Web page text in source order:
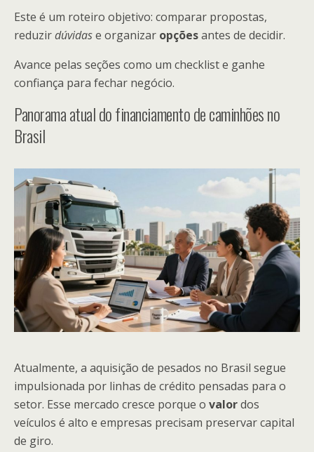
Este é um roteiro objetivo: comparar propostas,
reduzirdúvidase organizar opçõesantes de decidir.
Avance pelas seções como um checklist e ganhe
confiança para fechar negócio.
Panorama atual do financiamento de caminhões no
Brasil
Atualmente, a aquisição de pesados no Brasil segue
impulsionada por linhas de crédito pensadas para o
setor. Esse mercado cresce porque o valordos
veículos é alto e empresas precisam preservar capital
de giro.